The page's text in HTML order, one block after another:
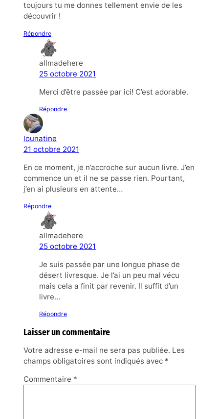
toujours tu me donnes tellement envie de les
découvrir !
Répondre
allmadehere
25 octobre 2021
Merci d’être passée par ici! C’est adorable.
Répondre
lounatine
21 octobre 2021
En ce moment, je n’accroche sur aucun livre. J’en
commence un et il ne se passe rien. Pourtant,
j’en ai plusieurs en attente…
Répondre
allmadehere
25 octobre 2021
Je suis passée par une longue phase de
désert livresque. Je l’ai un peu mal vécu
mais cela a finit par revenir. Il suffit d’un
livre…
Répondre
Laisser un commentaire
Votre adresse e-mail ne sera pas publiée. Les
champs obligatoires sont indiqués avec *
Commentaire *